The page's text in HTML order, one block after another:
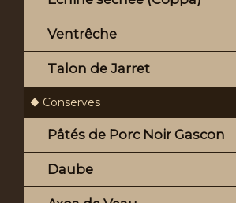
Ventrêche
Talon de Jarret
Conserves
Pâtés de Porc Noir Gascon
Daube